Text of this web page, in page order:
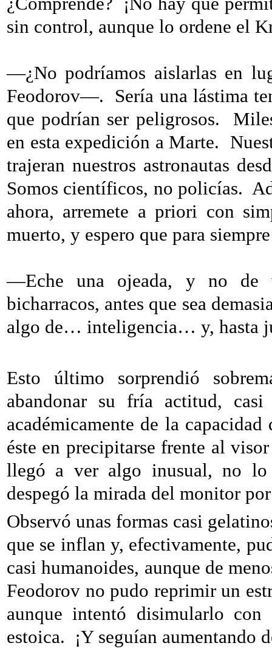
sin control, aunque lo ordene el
—¿No podríamos aislarlas en
Feodorov—.
Sería una lástima
que podrían ser peligrosos.
en esta expedición a Marte.
trajeran nuestros astronautas
Somos científicos, no policías.
ahora, arremete a priori con
muerto, y espero que para
—Eche una ojeada, y no de
bicharracos, antes que sea
algo de… inteligencia… y, hasta
Esto último sorprendió
abandonar su fría actitud,
académicamente de la
éste en precipitarse frente al
llegó a ver algo inusual, no lo
despegó la mirada del monitor
Observó unas formas casi
que se inflan y, efectivamente,
casi humanoides, aunque de
Feodorov no pudo reprimir un
aunque intentó disimularlo con
estoica. ¡Y seguían aumentando